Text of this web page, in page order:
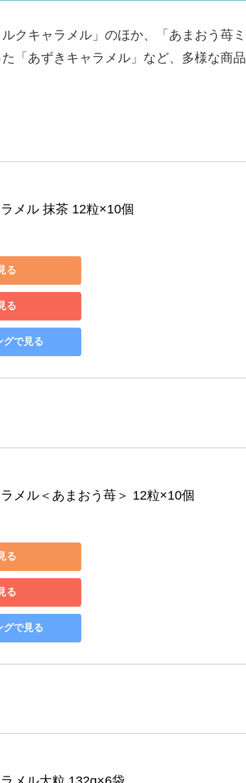
クキャラメル」のほか、「あまおう苺ミ
「あずきキャラメル」など、多様な商品
メル 抹茶 12粒×10個
る
る
で見る
メル＜あまおう苺＞ 12粒×10個
る
る
で見る